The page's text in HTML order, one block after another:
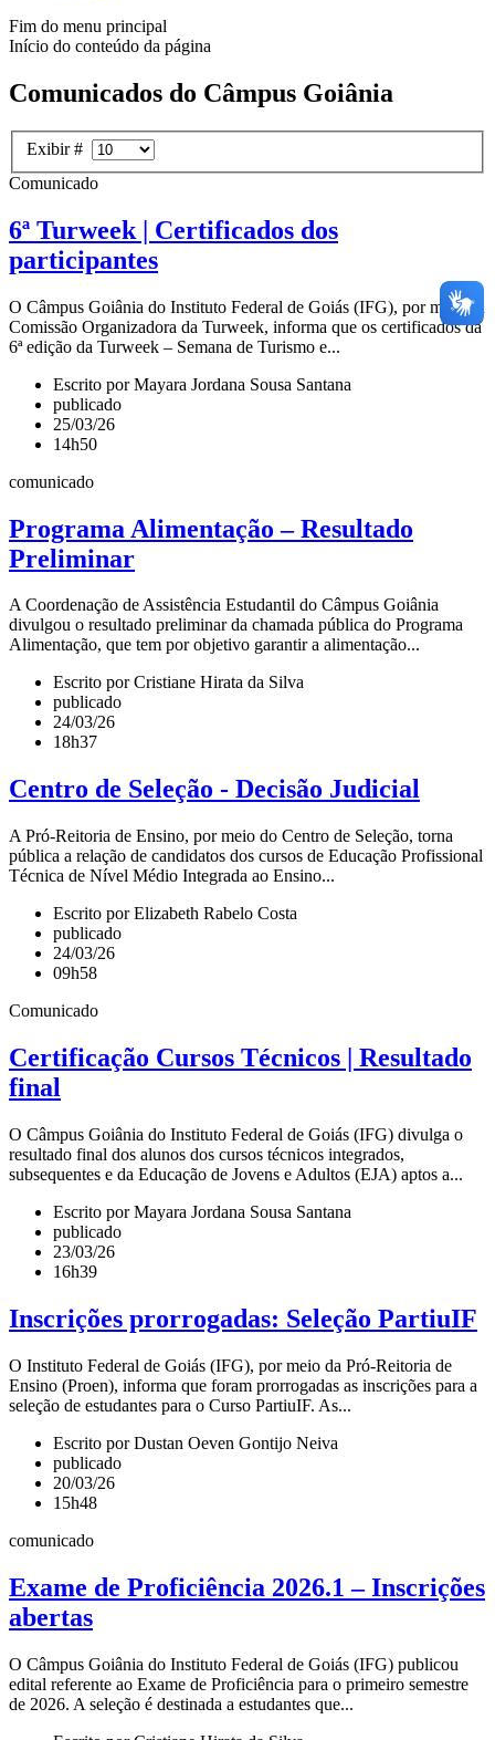
Fim do menu principal
Início do conteúdo da página
Comunicados do Câmpus Goiânia
Exibir #
Comunicado
6ª Turweek | Certificados dos
participantes
O Câmpus Goiânia do Instituto Federal de Goiás (IFG), por meio da
Comissão Organizadora da Turweek, informa que os certificados da
6ª edição da Turweek – Semana de Turismo e...
Escrito por Mayara Jordana Sousa Santana
publicado
25/03/26
14h50
comunicado
Programa Alimentação – Resultado
Preliminar
A Coordenação de Assistência Estudantil do Câmpus Goiânia
divulgou o resultado preliminar da chamada pública do Programa
Alimentação, que tem por objetivo garantir a alimentação...
Escrito por Cristiane Hirata da Silva
publicado
24/03/26
18h37
Centro de Seleção - Decisão Judicial
A Pró-Reitoria de Ensino, por meio do Centro de Seleção, torna
pública a relação de candidatos dos cursos de Educação Profissional
Técnica de Nível Médio Integrada ao Ensino...
Escrito por Elizabeth Rabelo Costa
publicado
24/03/26
09h58
Comunicado
Certificação Cursos Técnicos | Resultado
final
O Câmpus Goiânia do Instituto Federal de Goiás (IFG) divulga o
resultado final dos alunos dos cursos técnicos integrados,
subsequentes e da Educação de Jovens e Adultos (EJA) aptos a...
Escrito por Mayara Jordana Sousa Santana
publicado
23/03/26
16h39
Inscrições prorrogadas: Seleção PartiuIF
O Instituto Federal de Goiás (IFG), por meio da Pró-Reitoria de
Ensino (Proen), informa que foram prorrogadas as inscrições para a
seleção de estudantes para o Curso PartiuIF. As...
Escrito por Dustan Oeven Gontijo Neiva
publicado
20/03/26
15h48
comunicado
Exame de Proficiência 2026.1 – Inscrições
abertas
O Câmpus Goiânia do Instituto Federal de Goiás (IFG) publicou
edital referente ao Exame de Proficiência para o primeiro semestre
de 2026. A seleção é destinada a estudantes que...